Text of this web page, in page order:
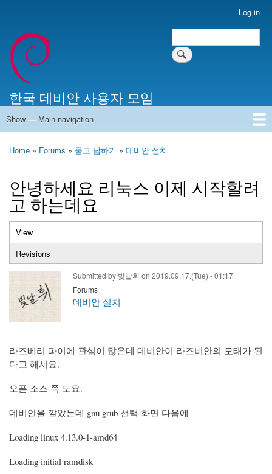
account
menu
Log in
Search
한국 데비안 사용자 모임
Main
Show — Main navigation
Home
알리는 말씀
최근 게시물
위키 문서
미러 서버
Breadcrumb
Home Forums 묻고 답하기 데비안 설치
안녕하세요 리눅스 이제 시작할려
고 하는데요
Primary
tabs
View
tab)
Revisions
Submitted by 빛날휘 on 2019.09.17.(Tue) - 01:17
Forums
데비안 설치
라즈베리 파이에 관심이 많은데 데비안이 라즈비안의 모태가 된
다고 해서요.
오픈 소스 쪽 도요.
데비안을 깔았는데 gnu grub 선택 화면 다음에
Loading linux 4.13.0-1-amd64
Loading initial ramdisk